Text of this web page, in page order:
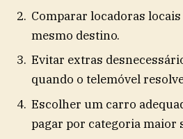
Comparar locadoras
mesmo destino.
Evitar extras
quando o telemóvel
Escolher um carro
pagar por categoria maior